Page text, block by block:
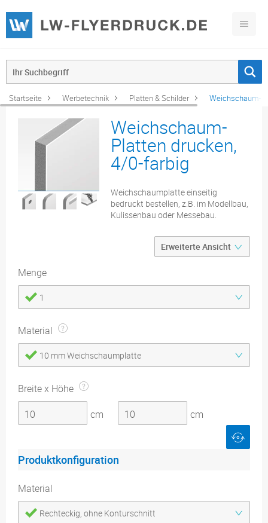
Startseite Werbetechnik Platten & Schilder Weichschaum-
Weichschaum-
Platten drucken,
4/0-farbig
Weichschaumplatte einseitig
bedruckt bestellen, z.B. im Modellbau,
Kulissenbau oder Messebau.
Menge
1
Material
10 mm Weichschaumplatte
Breite x Höhe
cm
cm
Produktkonfiguration
Material
Rechteckig, ohne Konturschnitt